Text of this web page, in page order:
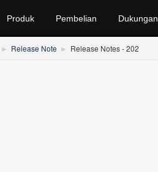
Produk Pembelian Dukungan
Release Note Release Notes - 202